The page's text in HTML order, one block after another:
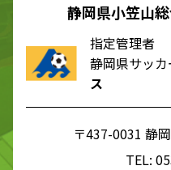
静岡県小笠山
指定管理者
静岡県サッ
ス
〒437-0031 静
TEL: